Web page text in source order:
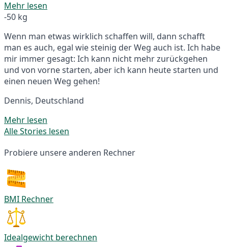
Mehr lesen
-50 kg
Wenn man etwas wirklich schaffen will, dann schafft
man es auch, egal wie steinig der Weg auch ist. Ich habe
mir immer gesagt: Ich kann nicht mehr zurückgehen
und von vorne starten, aber ich kann heute starten und
einen neuen Weg gehen!
Dennis, Deutschland
Mehr lesen
Alle Stories lesen
Probiere unsere anderen Rechner
BMI Rechner
Idealgewicht berechnen